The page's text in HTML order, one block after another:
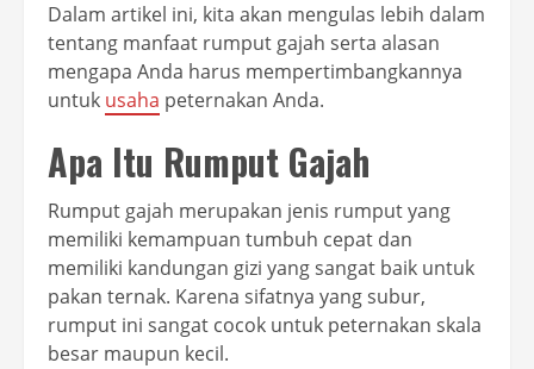
Dalam artikel ini, kita akan mengulas lebih dalam
tentang manfaat rumput gajah serta alasan
mengapa Anda harus mempertimbangkannya
untuk usaha peternakan Anda.
Apa Itu Rumput Gajah
Rumput gajah merupakan jenis rumput yang
memiliki kemampuan tumbuh cepat dan
memiliki kandungan gizi yang sangat baik untuk
pakan ternak. Karena sifatnya yang subur,
rumput ini sangat cocok untuk peternakan skala
besar maupun kecil.